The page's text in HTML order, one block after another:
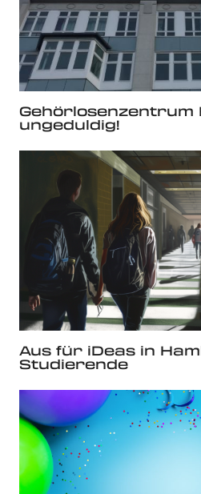
Gehörlosenzentrum
ungeduldig!
Aus für iDeas in
Studierende